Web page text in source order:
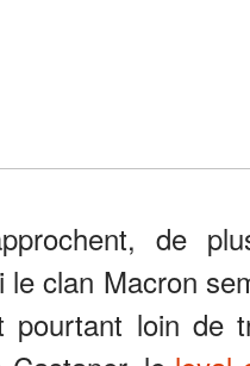
de
clan Macron
loin de